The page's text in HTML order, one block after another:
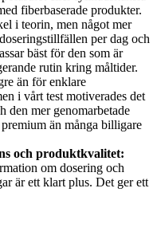
fiberbaserade produkter.
i teorin, men något mer
per dag och
bäst för den som är
rutin kring måltider.
än för enklare
i vårt test motiverades det
den mer genomarbetade
än många billigare
och produktkvalitet:
om dosering och
är ett klart plus. Det ger ett